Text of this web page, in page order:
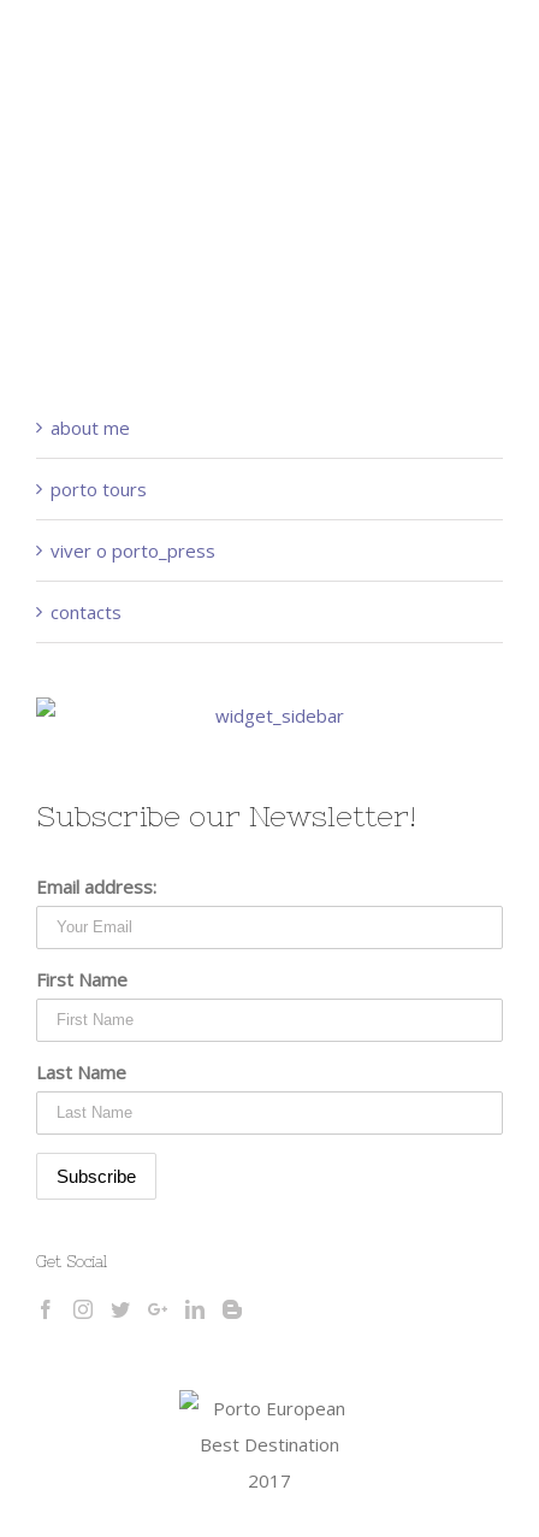
about me
porto tours
viver o porto_press
contacts
Subscribe our Newsletter!
Email address:
First Name
Last Name
Get Social